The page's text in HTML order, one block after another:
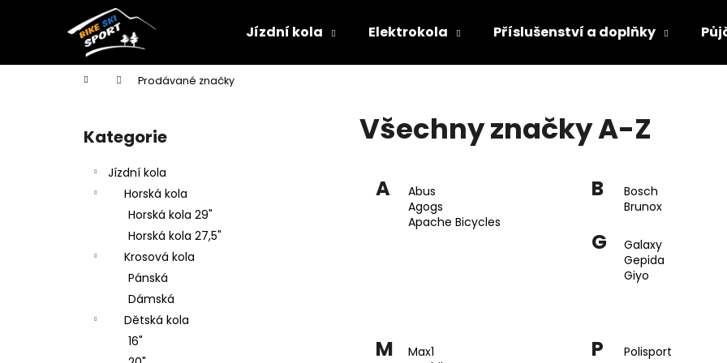
Jízdní kola Elektrokola Příslušenství a doplňky
Domů Prodávané značky
Přeskočit
kategorie
Kategorie
Jízdní kola
Horská kola
Horská kola 29"
Horská kola 27,5"
Krosová kola
Pánská
Dámská
Dětská kola
16"
Všechny značky A-Z
A
Abus
Agogs
Apache Bicycles
B
Bosch
Brunox
G
Galaxy
Gepida
Giyo
M
Max1
P
Polisport
í
Zpět
do
Zpět
do
Doporučujeme